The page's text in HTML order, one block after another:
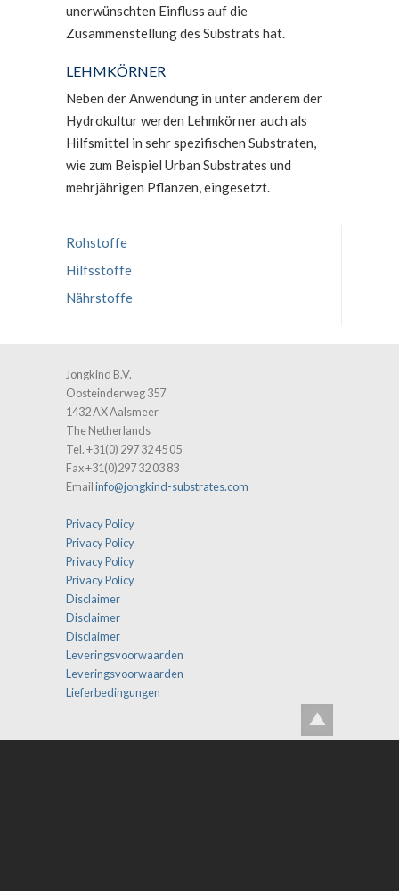
unerwünschten Einfluss auf die
Zusammenstellung des Substrats hat.
LEHMKÖRNER
Neben der Anwendung in unter anderem der
Hydrokultur werden Lehmkörner auch als
Hilfsmittel in sehr spezifischen Substraten,
wie zum Beispiel Urban Substrates und
mehrjährigen Pflanzen, eingesetzt.
Rohstoffe
Hilfsstoffe
Nährstoffe
Jongkind B.V.
Oosteinderweg 357
1432 AX Aalsmeer
The Netherlands
Tel. +31(0) 297 32 45 05
Fax +31(0)297 32 03 83
Emailinfo@jongkind-substrates.com
Privacy Policy
Privacy Policy
Privacy Policy
Privacy Policy
Disclaimer
Disclaimer
Disclaimer
Leveringsvoorwaarden
Leveringsvoorwaarden
Lieferbedingungen